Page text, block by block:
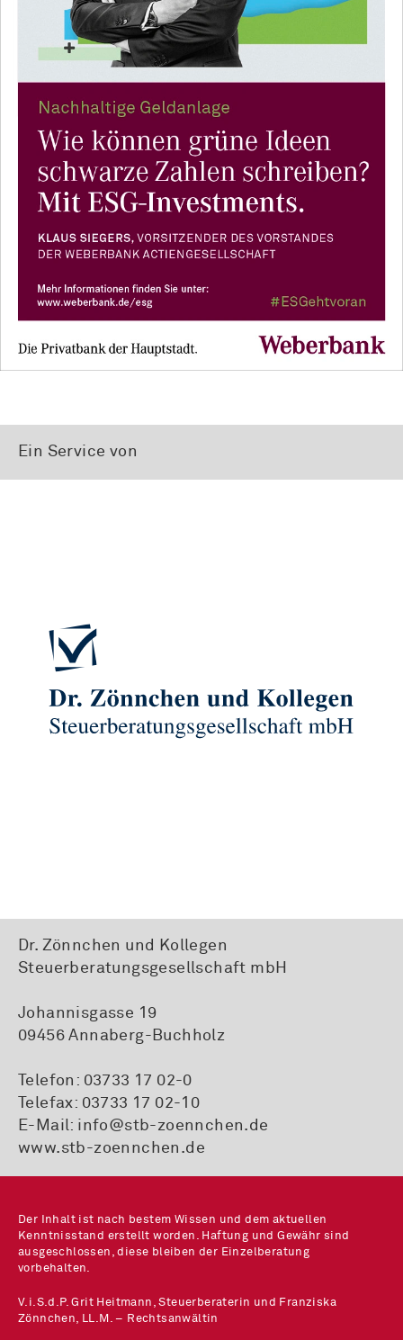
Ein Service von
Dr. Zönnchen und Kollegen
Steuerberatungsgesellschaft mbH
Johannisgasse 19
09456 Annaberg-Buchholz
Telefon: 03733 17 02-0
Telefax: 03733 17 02-10
E-Mail: info@stb-zoennchen.de
www.stb-zoennchen.de
Der Inhalt ist nach bestem Wissen und dem aktuellen
Kenntnisstand erstellt worden. Haftung und Gewähr sind
ausgeschlossen, diese bleiben der Einzelberatung
vorbehalten.
V.i.S.d.P. Grit Heitmann, Steuerberaterin und Franziska
Zönnchen, LL.M. – Rechtsanwältin